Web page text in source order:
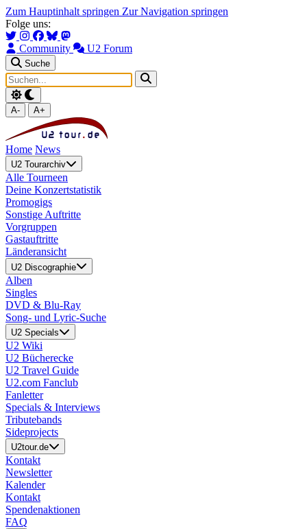
Zum Hauptinhalt springen Zur Navigation springen
Folge uns:
Community U2 Forum
Suche
A- A+
Home News
U2 Tourarchiv
Alle Tourneen
Deine Konzertstatistik
Promogigs
Sonstige Auftritte
Vorgruppen
Gastauftritte
Länderansicht
U2 Discographie
Alben
Singles
DVD & Blu-Ray
Song- und Lyric-Suche
U2 Specials
U2 Wiki
U2 Bücherecke
U2 Travel Guide
U2.com Fanclub
Fanletter
Specials & Interviews
Tributebands
Sideprojects
U2tour.de
Kontakt
Newsletter
Kalender
Kontakt
Spendenaktionen
FAQ